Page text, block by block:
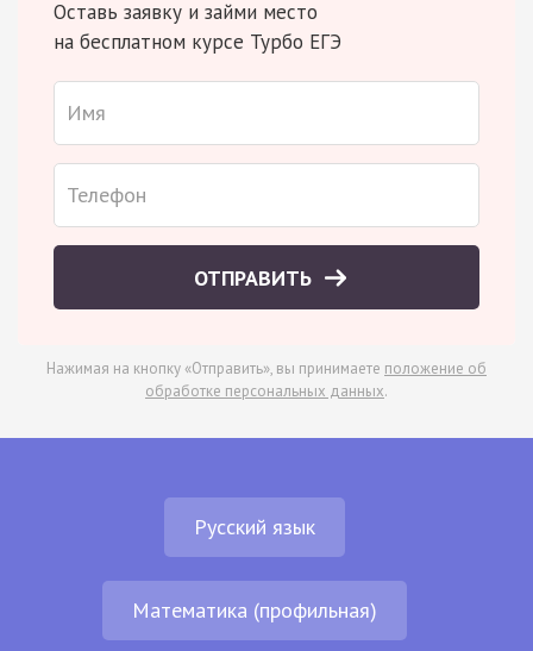
Оставь заявку и займи место
на бесплатном курсе Турбо ЕГЭ
ОТПРАВИТЬ
Нажимая на кнопку «Отправить», вы принимаете положение об
обработке персональных данных.
Русский язык
Математика (профильная)